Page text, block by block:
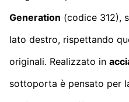
Generation (codice 312),
lato destro, rispettando
originali. Realizzato in
sottoporta è pensato per